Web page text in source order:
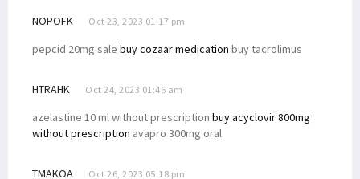
NOPOFK Oct 23, 2023 01:17 pm
pepcid 20mg sale buy cozaar medication buy tacrolimus
HTRAHK Oct 24, 2023 01:46 am
azelastine 10 ml without prescription buy acyclovir 800mg
without prescription avapro 300mg oral
TMAKOA Oct 26, 2023 05:18 pm